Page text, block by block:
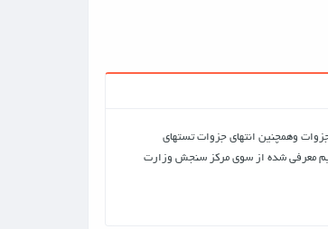
وهمچنین انتهای جزوات تستهای
معرفی شده از سوی مرکز سنجش وزارت